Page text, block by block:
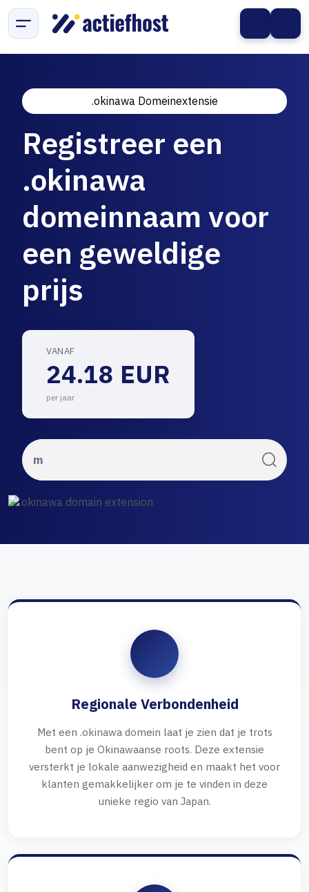
.okinawa Domeinextensie
Registreer een
.okinawa
domeinnaam voor
een geweldige
prijs
VANAF
24.18 EUR
per jaar
Regionale Verbondenheid
Met een .okinawa domein laat je zien dat je trots
bent op je Okinawaanse roots. Deze extensie
versterkt je lokale aanwezigheid en maakt het voor
klanten gemakkelijker om je te vinden in deze
unieke regio van Japan.